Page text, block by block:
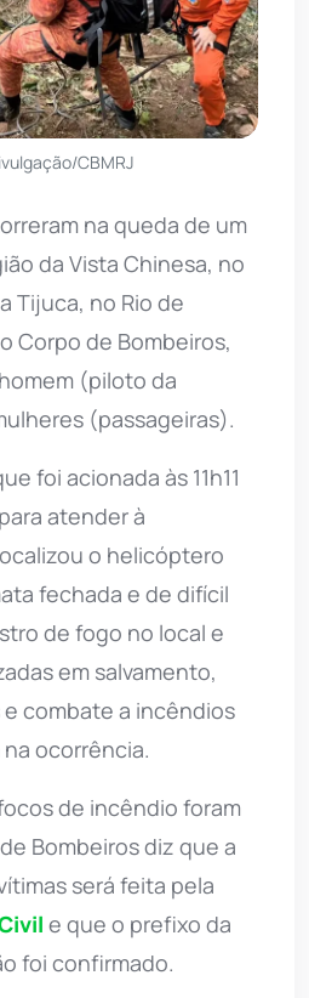
CBMRJ
na queda de um
da Vista Chinesa, no
Tijuca, no Rio de
Corpo de Bombeiros,
(piloto da
(passageiras).
foi acionada às 11h11
atender à
o helicóptero
fechada e de difícil
de fogo no local e
em salvamento,
combate a incêndios
ocorrência.
de incêndio foram
Bombeiros diz que a
será feita pela
e que o prefixo da
foi confirmado.